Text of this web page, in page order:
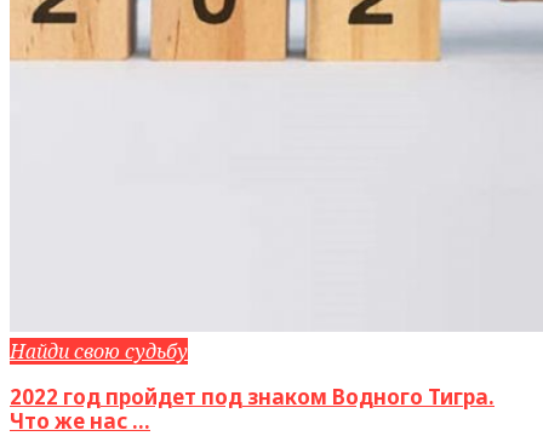
Найди свою судьбу
2022 год пройдет под знаком Водного Тигра.
Что же нас ...